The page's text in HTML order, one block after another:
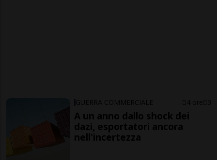
GUERRA COMMERCIALE 4 ore 3
A un anno dallo shock dei
dazi, esportatori ancora
nell'incertezza